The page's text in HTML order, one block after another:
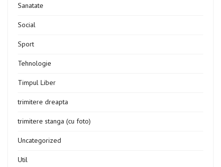
Sanatate
Social
Sport
Tehnologie
Timpul Liber
trimitere dreapta
trimitere stanga (cu foto)
Uncategorized
Util